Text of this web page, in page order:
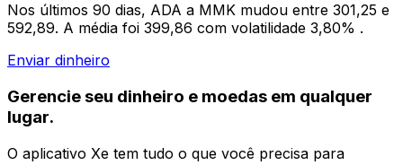
Nos últimos 90 dias, ADA a MMK mudou entre 301,25 e
592,89. A média foi 399,86 com volatilidade 3,80% .
Enviar dinheiro
Gerencie seu dinheiro e moedas em qualquer
lugar.
O aplicativo Xe tem tudo o que você precisa para